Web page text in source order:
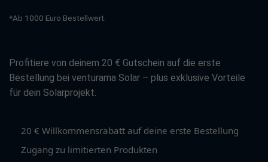
*Ab 1000 Euro Bestellwert.
Profitiere von deinem 20 € Gutschein auf die erste
Bestellung bei venturama Solar – plus exklusive Vorteile
für dein Solarprojekt.
20 € Willkommensrabatt auf deine erste Bestellung
Zugang zu limitierten Produkten